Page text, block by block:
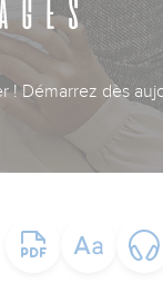
Démarrez dès